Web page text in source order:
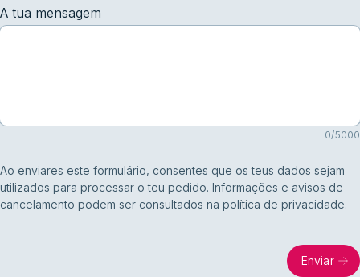
A tua mensagem
0/5000
Ao enviares este formulário, consentes que os teus dados sejam
utilizados para processar o teu pedido. Informações e avisos de
cancelamento podem ser consultados na política de privacidade.
Enviar